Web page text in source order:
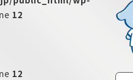
12
12